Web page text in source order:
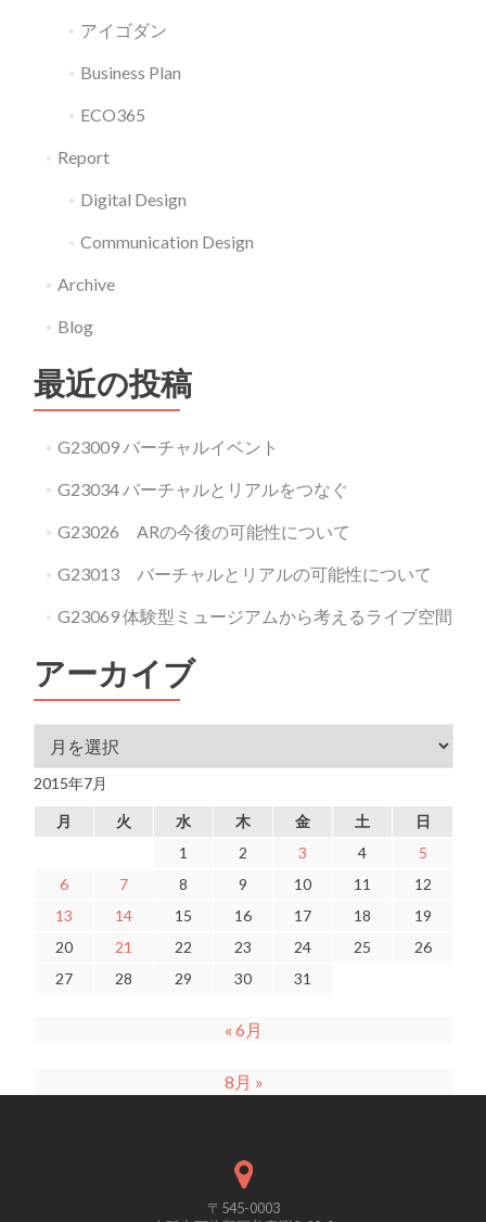
アイゴダン
Business Plan
ECO365
Report
Digital Design
Communication Design
Archive
Blog
最近の投稿
G23009 バーチャルイベント
G23034 バーチャルとリアルをつなぐ
G23026 ARの今後の可能性について
G23013 バーチャルとリアルの可能性について
G23069 体験型ミュージアムから考えるライブ空間
アーカイブ
アーカイブ
2015年7月
月 火 水 木 金 土
日
1
2 3 4
5
6
7 8 9 10 11
12
13
14 15 16 17 18
19
20
21 22 23 24 25
26
27
28 29 30 31
« 6月
8月 »
〒545-0003